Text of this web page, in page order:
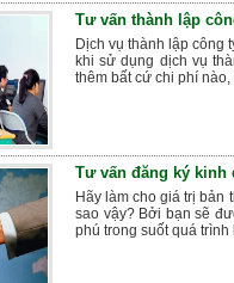
Tư vấn thành lập
Dịch vụ thành lập công
khi sử dụng dịch vụ
thêm bất cứ chi phí
Tư vấn đăng ký kinh
Hãy làm cho giá trị bản
sao vậy? Bởi bạn sẽ
phú trong suốt quá